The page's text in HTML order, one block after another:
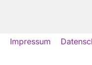
Impressum